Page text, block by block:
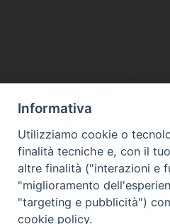
DIOCESI
Contatti:Tel.:
E-mail:
Orari: dal Lunedì al
Informativa
Utilizziamo cookie o
finalità tecniche e, con il
altre finalità ("interazioni e
"miglioramento
"targeting e pubblicità")
cookie policy.